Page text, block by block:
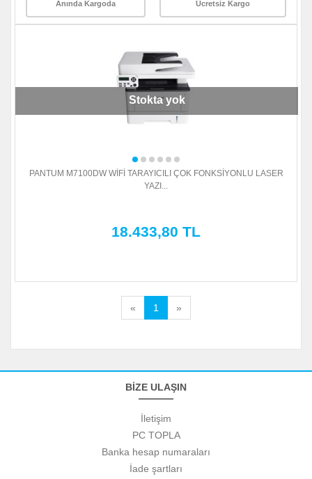
Anında Kargoda Ücretsiz Kargo
Stokta yok
PANTUM M7100DW WİFİ TARAYICILI ÇOK FONKSİYONLU LASER
YAZI...
18.433,80 TL
« 1 »
BİZE ULAŞIN
İletişim
PC TOPLA
Banka hesap numaraları
İade şartları